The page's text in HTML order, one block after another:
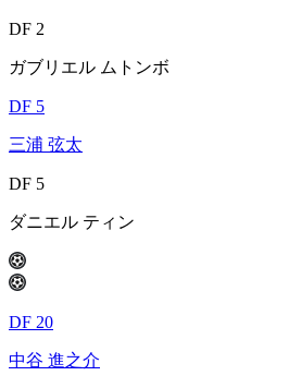
DF 2
ガブリエル ムトンボ
DF 5
三浦 弦太
DF 5
ダニエル ティン
DF 20
中谷 進之介